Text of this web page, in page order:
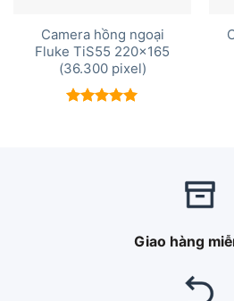
Camera hồng ngoại
Fluke TiS55 220×165
(36.300 pixel)
Giao hàng